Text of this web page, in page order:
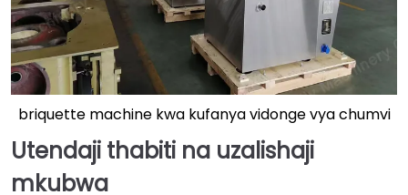
briquette machine kwa kufanya vidonge vya chumvi
Utendaji thabiti na uzalishaji
mkubwa